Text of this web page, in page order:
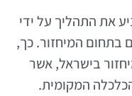
את התהליך על ידי
בתחום המיחזור. כך,
בישראל, אשר
המקומית.